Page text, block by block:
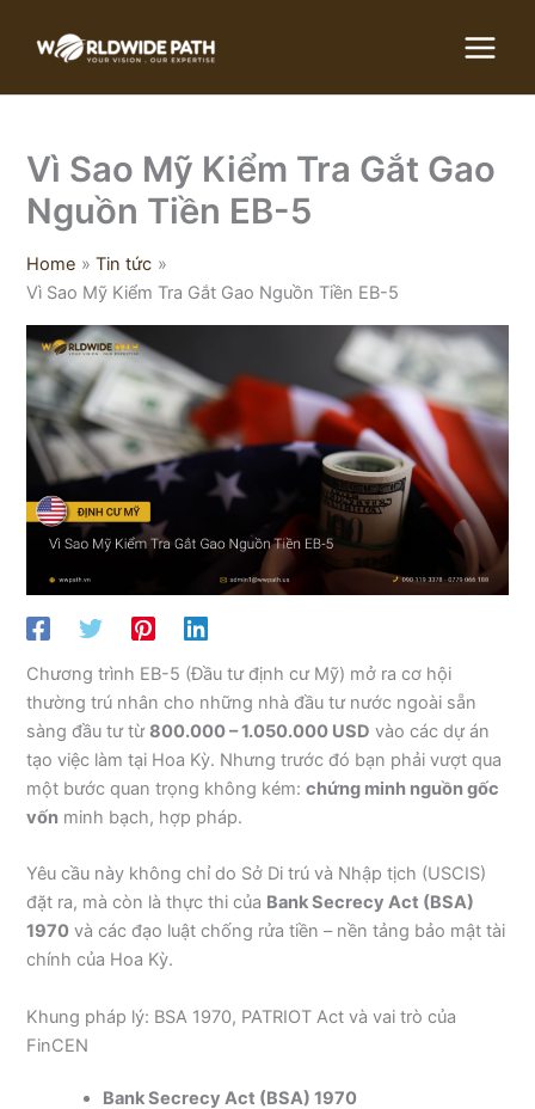
Vì Sao Mỹ Kiểm Tra Gắt Gao
Nguồn Tiền EB-5
Home
Tin tức
Vì Sao Mỹ Kiểm Tra Gắt Gao Nguồn Tiền EB-5
Chương trình EB-5 (Đầu tư định cư Mỹ) mở ra cơ hội
thường trú nhân cho những nhà đầu tư nước ngoài sẵn
sàng đầu tư từ800.000 – 1.050.000 USD vào các dự án
tạo việc làm tại Hoa Kỳ. Nhưng trước đó bạn phải vượt qua
một bước quan trọng không kém:chứng minh nguồn gốc
vốn minh bạch, hợp pháp.
Yêu cầu này không chỉ do Sở Di trú và Nhập tịch (USCIS)
đặt ra, mà còn là thực thi của Bank Secrecy Act (BSA)
1970 và các đạo luật chống rửa tiền – nền tảng bảo mật tài
chính của Hoa Kỳ.
Khung pháp lý: BSA 1970, PATRIOT Act và vai trò của
FinCEN
Bank Secrecy Act (BSA) 1970